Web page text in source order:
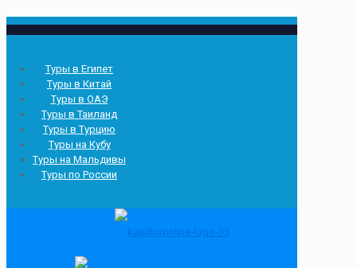
Туры в Египет
Туры в Китай
Туры в ОАЭ
Туры в Таиланд
Туры в Турцию
Туры на Кубу
Туры на Мальдивы
Туры по России